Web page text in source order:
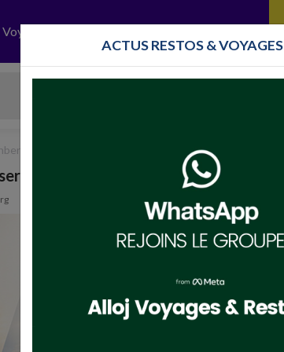
Voyages
cacher Rav Rottenberg
ACTUS RESTOS & VOYAGES